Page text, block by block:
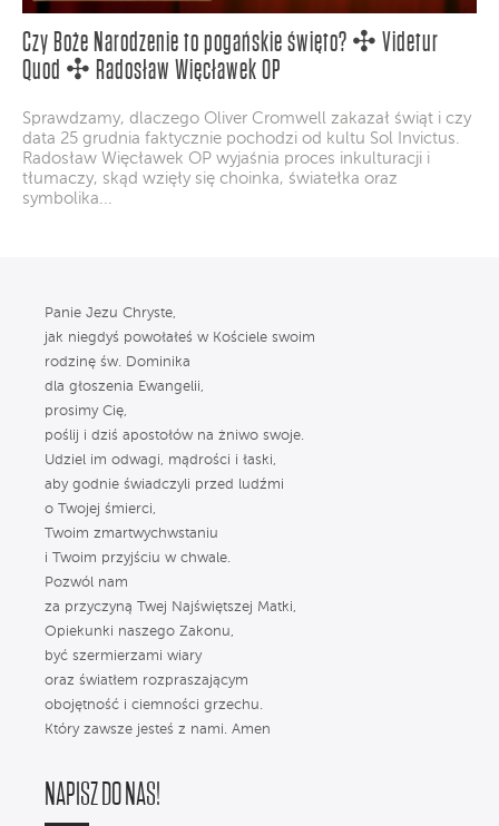
Czy Boże Narodzenie to pogańskie święto? ✣ Videtur
Quod ✣ Radosław Więcławek OP
Sprawdzamy, dlaczego Oliver Cromwell zakazał świąt i czy
data 25 grudnia faktycznie pochodzi od kultu Sol Invictus.
Radosław Więcławek OP wyjaśnia proces inkulturacji i
tłumaczy, skąd wzięły się choinka, światełka oraz
symbolika...
Panie Jezu Chryste,
jak niegdyś powołałeś w Kościele swoim
rodzinę św. Dominika
dla głoszenia Ewangelii,
prosimy Cię,
poślij i dziś apostołów na żniwo swoje.
Udziel im odwagi, mądrości i łaski,
aby godnie świadczyli przed ludźmi
o Twojej śmierci,
Twoim zmartwychwstaniu
i Twoim przyjściu w chwale.
Pozwól nam
za przyczyną Twej Najświętszej Matki,
Opiekunki naszego Zakonu,
być szermierzami wiary
oraz światłem rozpraszającym
obojętność i ciemności grzechu.
Który zawsze jesteś z nami. Amen
NAPISZ DO NAS!